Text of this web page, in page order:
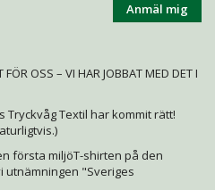
Anmäl mig
OSS – VI HAR JOBBAT MED DET I
Textil har kommit rätt!
första miljöT-shirten på den
utnämningen "Sveriges